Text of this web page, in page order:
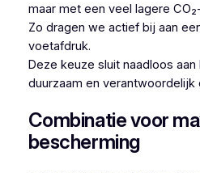
maar met een veel lagere
Zo dragen we actief bij aan
voetafdruk.
Deze keuze sluit naadloos
duurzaam en verantwoordelijk
Combinatie voor
bescherming